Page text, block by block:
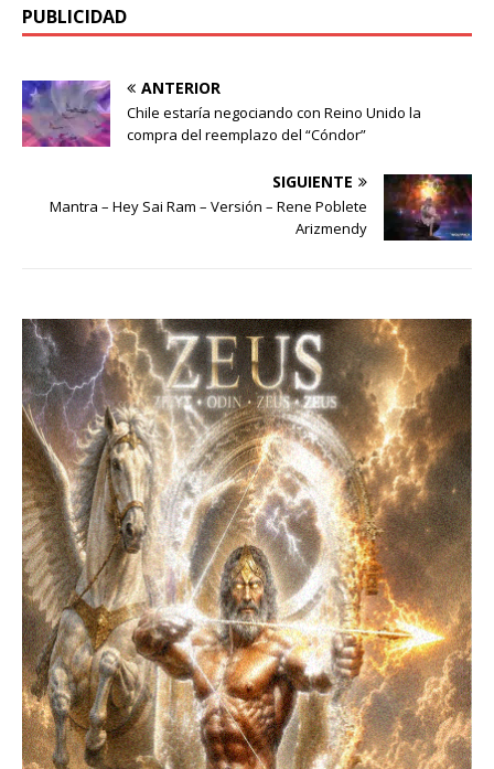
PUBLICIDAD
ANTERIOR
Chile estaría negociando con Reino Unido la
compra del reemplazo del “Cóndor”
SIGUIENTE
Mantra – Hey Sai Ram – Versión – Rene Poblete
Arizmendy